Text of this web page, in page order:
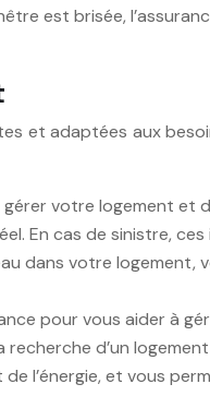
est brisée,
et adaptées aux
votre logement et
En cas de sinistre,
dans votre logement,
pour vous aider à
d’un
l’énergie, et vous